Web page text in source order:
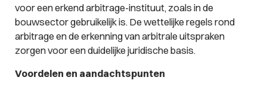
voor een erkend arbitrage-instituut, zoals in de
bouwsector gebruikelijk is. De wettelijke regels rond
arbitrage en de erkenning van arbitrale uitspraken
zorgen voor een duidelijke juridische basis.
Voordelen en aandachtspunten